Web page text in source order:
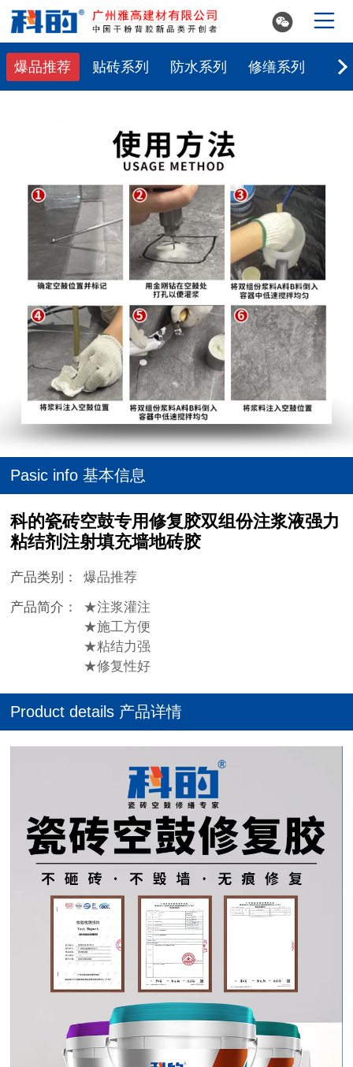
 
爆品推荐 贴砖系列 防水系列 修缮系列
Pasic info 基本信息
科的瓷砖空鼓专用修复胶双组份注浆液强力
粘结剂注射填充墙地砖胶
产品类别：
爆品推荐
产品简介：
★注浆灌注
★施工方便
★粘结力强
★修复性好
Product details 产品详情